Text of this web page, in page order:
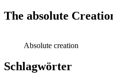
The absolute
Absolute creation
Schlagwörter